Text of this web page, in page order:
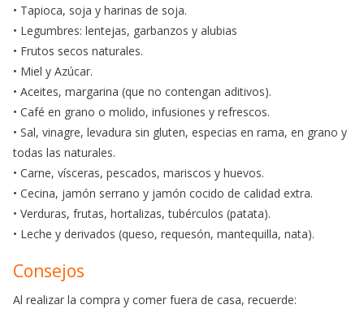
• Tapioca, soja y harinas de soja.
• Legumbres: lentejas, garbanzos y alubias
• Frutos secos naturales.
• Miel y Azúcar.
• Aceites, margarina (que no contengan aditivos).
• Café en grano o molido, infusiones y refrescos.
• Sal, vinagre, levadura sin gluten, especias en rama, en grano y
todas las naturales.
• Carne, vísceras, pescados, mariscos y huevos.
• Cecina, jamón serrano y jamón cocido de calidad extra.
• Verduras, frutas, hortalizas, tubérculos (patata).
• Leche y derivados (queso, requesón, mantequilla, nata).
Consejos
Al realizar la compra y comer fuera de casa, recuerde: